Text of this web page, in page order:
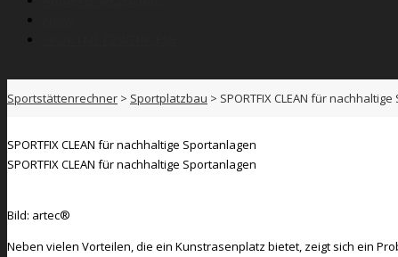
Sportstättenrechner > Sportplatzbau > SPORTFIX CLEAN für
SPORTFIX CLEAN für nachhaltige Sportanlagen
SPORTFIX CLEAN für nachhaltige Sportanlagen
Bild: artec®
Neben vielen Vorteilen, die ein Kunstrasenplatz bietet, zeigt sich ein